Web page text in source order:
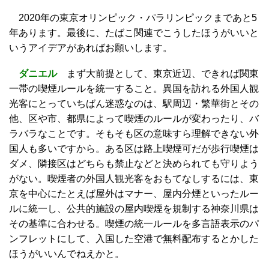
2020年の東京オリンピック・パラリンピックまであと5
年あります。最後に、たばこ関連でこうしたほうがいいと
いうアイデアがあればお願いします。
ダニエルまず大前提として、東京近辺、できれば関東
一帯の喫煙ルールを統一すること。異国を訪れる外国人観
光客にとっていちばん迷惑なのは、駅周辺・繁華街とその
他、区や市、都県によって喫煙のルールが変わったり、バ
ラバラなことです。そもそも区の意味すら理解できない外
国人も多いですから。ある区は路上喫煙可だが歩行喫煙は
ダメ、隣接区はどちらも禁止などと決められても守りよう
がない。喫煙者の外国人観光客をおもてなしするには、東
京を中心にたとえば屋外はマナー、屋内分煙といったルー
ルに統一し、公共的施設の屋内喫煙を規制する神奈川県は
その基準に合わせる。喫煙の統一ルールを多言語表示のパ
ンフレットにして、入国した空港で無料配布するとかした
ほうがいいんでねえかと。